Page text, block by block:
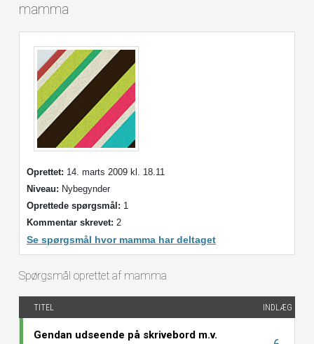
mamma
Oprettet: 14. marts 2009 kl. 18.11
Niveau: Nybegynder
Oprettede spørgsmål: 1
Kommentar skrevet: 2
Se spørgsmål hvor mamma har deltaget
Spørgsmål oprettet af mamma
TITEL INDLÆG
Gendan udseende på skrivebord m.v.